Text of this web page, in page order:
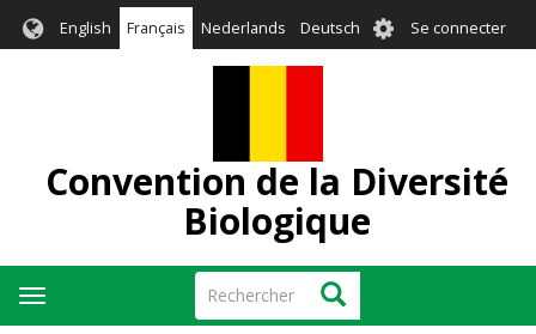
English Français Nederlands Deutsch User
account
Se connecter
Convention de la Diversité
Biologique
Rechercher Rechercher
Toggle
navigation